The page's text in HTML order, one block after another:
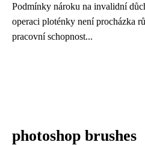
Podmínky nároku na invalidní
operaci ploténky není procházka
pracovní schopnost...
photoshop brushes